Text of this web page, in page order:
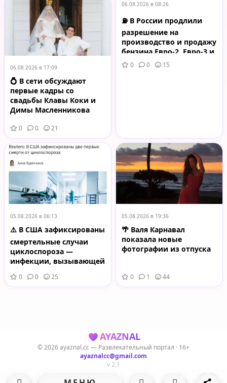
06.08.2026 в 17:09
💍 В сети обсуждают
первые кадры со
свадьбы Клавы Коки и
Димы Масленникова
0 0 21
06.08.2026 в 08:26
⛽ В России продлили
разрешение на
производство и продажу
бензина Евро-2, Евро-3 и
Евро-4
0 0 15
05.08.2026 в 06:13
⚠️ В США зафиксированы
смертельные случаи
циклоспороза —
инфекции, вызывающей
обезвоживание
0 0 25
05.08.2026 в 19:36
🌴 Валя Карнавал
показала новые
фотографии из отпуска
0 1 44
AYAZNAL
© 2026 ayaznal.cc — Развлекательный портал · 16+
ayaznalcc@gmail.com
v 2.1